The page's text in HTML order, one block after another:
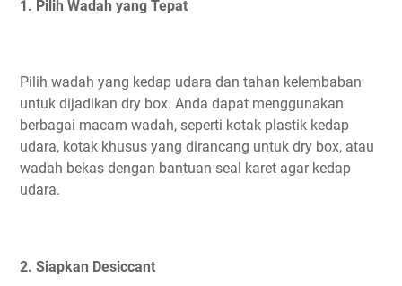
1. Pilih Wadah yang Tepat
Pilih wadah yang kedap udara dan tahan kelembaban
untuk dijadikan dry box. Anda dapat menggunakan
berbagai macam wadah, seperti kotak plastik kedap
udara, kotak khusus yang dirancang untuk dry box, atau
wadah bekas dengan bantuan seal karet agar kedap
udara.
2. Siapkan Desiccant